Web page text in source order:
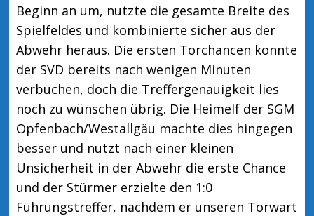
Beginn an um, nutzte die gesamte Breite des
Spielfeldes und kombinierte sicher aus der
Abwehr heraus. Die ersten Torchancen konnte
der SVD bereits nach wenigen Minuten
verbuchen, doch die Treffergenauigkeit lies
noch zu wünschen übrig. Die Heimelf der SGM
Opfenbach/Westallgäu machte dies hingegen
besser und nutzt nach einer kleinen
Unsicherheit in der Abwehr die erste Chance
und der Stürmer erzielte den 1:0
Führungstreffer, nachdem er unseren Torwart